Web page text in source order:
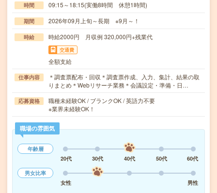
時間 09:15～18:15(実働8時間 休憩1時間)
期間 2026年09月上旬～長期 ※9月～！
時給 時給2000円 月収例 320,000円+残業代
交通費
全額支給
仕事内容
＊調査票配布・回収＊調査票作成、入力、集計、結果の取
りまとめ＊Webリサーチ業務＊会議設定・準備・日…
応募資格
職種未経験OK / ブランクOK / 英語力不要
※業界未経験OK！
職場の雰囲気
年齢層
20代
30代 40代 50代
60代
男女比率
女性
男性